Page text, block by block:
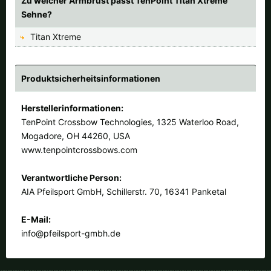
Sehne?
Titan Xtreme
Produktsicherheitsinformationen
Herstellerinformationen:
TenPoint Crossbow Technologies, 1325 Waterloo Road,
Mogadore, OH 44260, USA
www.tenpointcrossbows.com
Verantwortliche Person:
AIA Pfeilsport GmbH, Schillerstr. 70, 16341 Panketal
E-Mail:
info@pfeilsport-gmbh.de